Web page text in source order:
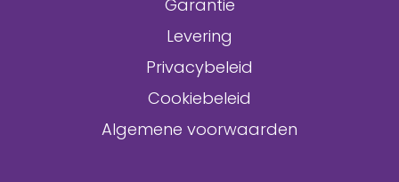
Garantie
Levering
Privacybeleid
Cookiebeleid
Algemene voorwaarden